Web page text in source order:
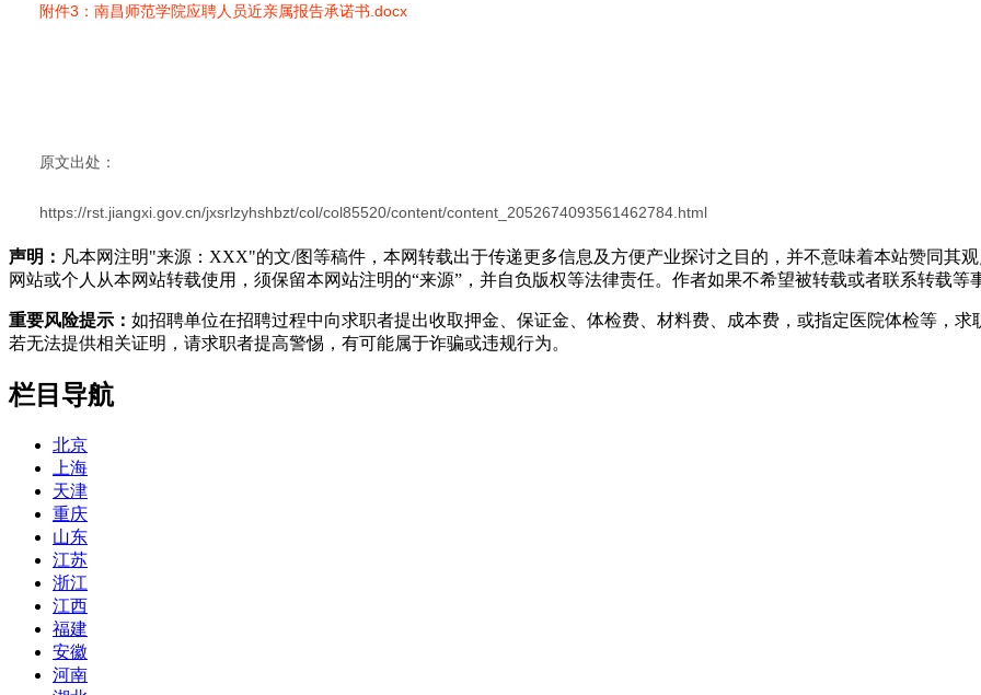
附件3：南昌师范学院应聘人员近亲属报告承诺书.docx
原文出处：
https://rst.jiangxi.gov.cn/jxsrlzyhshbzt/col/col85520/content/content_2052674093561462784.html
声明： 凡本网注明"来源：XXX"的文/图等稿件，本网转载出于传递更多信息及方便产业探讨之目的，并不意味着本站赞同其
网站或个人从本网站转载使用，须保留本网站注明的“来源”，并自负版权等法律责任。作者如果不希望被转载或者联系转载等
重要风险提示： 如招聘单位在招聘过程中向求职者提出收取押金、保证金、体检费、材料费、成本费，或指定医院体检等，
若无法提供相关证明，请求职者提高警惕，有可能属于诈骗或违规行为。
栏目导航
北京
上海
天津
重庆
山东
江苏
浙江
江西
福建
安徽
河南